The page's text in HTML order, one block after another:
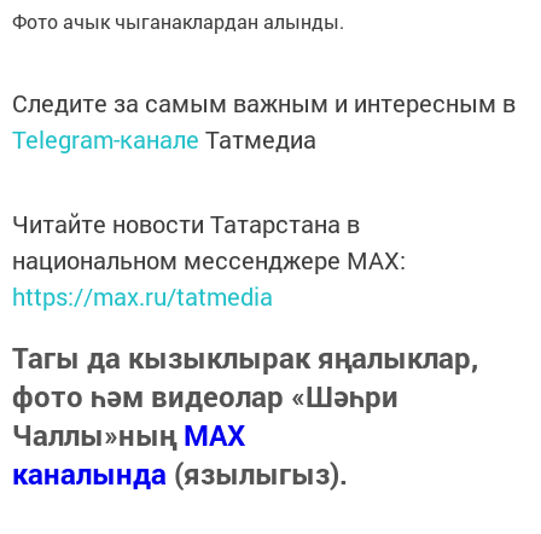
Фото ачык чыганаклардан алынды.
Следите за самым важным и интересным в
Telegram-канале Татмедиа
Читайте новости Татарстана в
национальном мессенджере MАХ:
https://max.ru/tatmedia
Тагы да кызыклырак яңалыклар,
фото һәм видеолар «Шәһри
Чаллы»ныңMAX
каналында (язылыгыз).